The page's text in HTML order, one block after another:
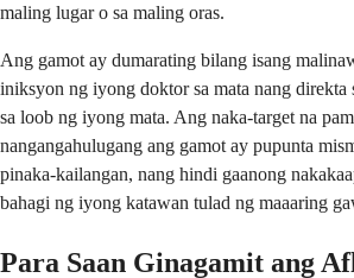
maling lugar o sa maling oras.
Ang gamot ay dumarating bilang isang
iniksyon ng iyong doktor sa mata nang direkta
sa loob ng iyong mata. Ang naka-target na
nangangahulugang ang gamot ay pupunta
pinaka-kailangan, nang hindi gaanong
bahagi ng iyong katawan tulad ng maaaring
Para Saan Ginagamit ang